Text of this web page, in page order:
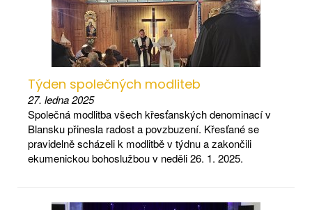
Týden společných modliteb
27. ledna 2025
Společná modlitba všech křesťanských denominací v
Blansku přinesla radost a povzbuzení. Křesťané se
pravidelně scházeli k modlitbě v týdnu a zakončili
ekumenickou bohoslužbou v neděli 26. 1. 2025.